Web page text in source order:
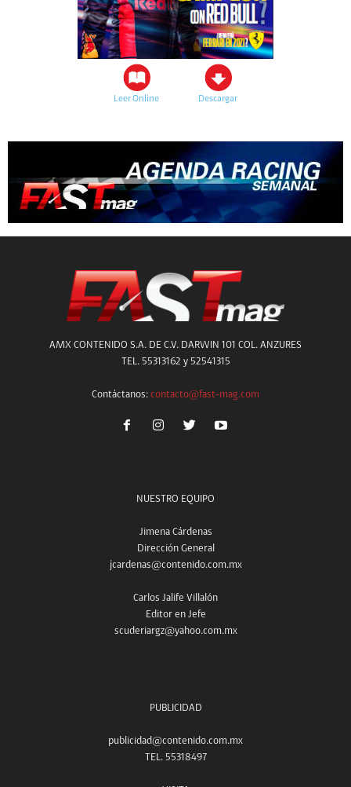
Leer Online Descargar
AMX CONTENIDO S.A. DE C.V. DARWIN 101 COL. ANZURES
TEL. 55313162 y 52541315
Contáctanos: contacto@fast-mag.com
NUESTRO EQUIPO
Jimena Cárdenas
Dirección General
jcardenas@contenido.com.mx
Carlos Jalife Villalón
Editor en Jefe
scuderiargz@yahoo.com.mx
PUBLICIDAD
publicidad@contenido.com.mx
TEL. 55318497